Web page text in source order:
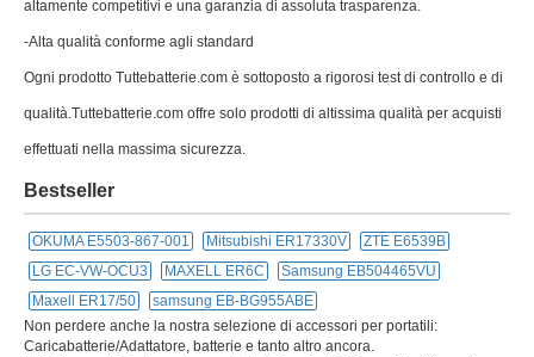
altamente competitivi e una garanzia di assoluta trasparenza.
-Alta qualità conforme agli standard
Ogni prodotto Tuttebatterie.com è sottoposto a rigorosi test di controllo e di
qualità.Tuttebatterie.com offre solo prodotti di altissima qualità per acquisti
effettuati nella massima sicurezza.
Bestseller
OKUMA E5503-867-001 Mitsubishi ER17330V
ZTE E6539B
LG EC-VW-OCU3
MAXELL ER6C
Samsung EB504465VU
Maxell ER17/50
samsung EB-BG955ABE
Non perdere anche la nostra selezione di accessori per portatili:
Caricabatterie/Adattatore, batterie e tanto altro ancora.